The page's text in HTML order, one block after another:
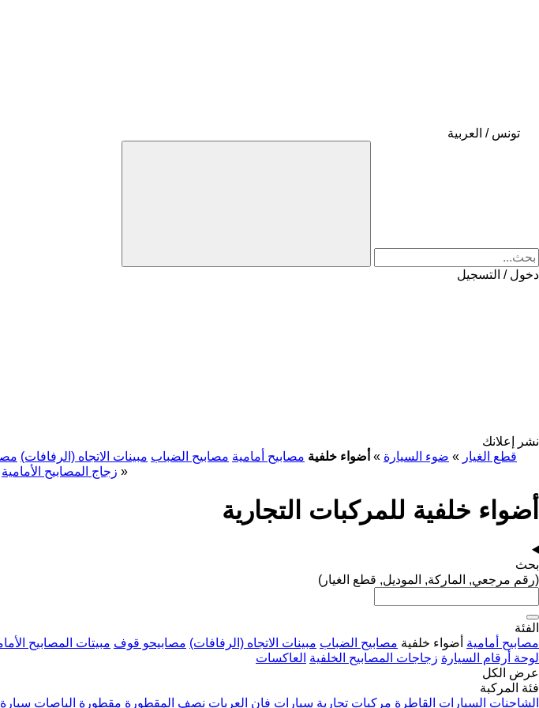
تونس / العربية
دخول / التسجيل
نشر إعلانك
قطع الغيار » ضوء السيارة » أضواء خلفية مصابيح أمامية مصابيح الضباب مبينات الاتجاه (الرفافات)
زجاج المصابيح الأمامية »
أضواء خلفية للمركبات التجارية
بحث
(رقم مرجعي, الماركة, الموديل, قطع الغيار)
الفئة
مصابيح أمامية أضواء خلفية مصابيح الضباب مبينات الاتجاه (الرفافات) مصابيحو قوف مبيتات المصابيح
لوحة أرقام السيارة زجاجات المصابيح الخلفية العاكسات
عرض الكل
فئة المركبة
الشاحنات السيارات القاطرة مركبات تجارية سيارات فان العربات نصف المقطورة مقطورة الباصات سيارة